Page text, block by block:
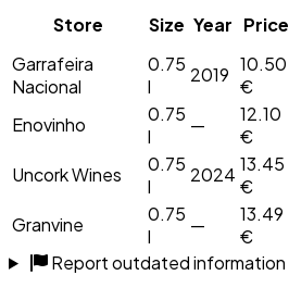
Store
Size Year Price
Garrafeira
Nacional
0.75
l
2019 10.50
€
Enovinho
0.75
l
—
12.10
€
Uncork Wines
0.75
l
2024 13.45
€
Granvine
0.75
l
—
13.49
€
Report outdated information